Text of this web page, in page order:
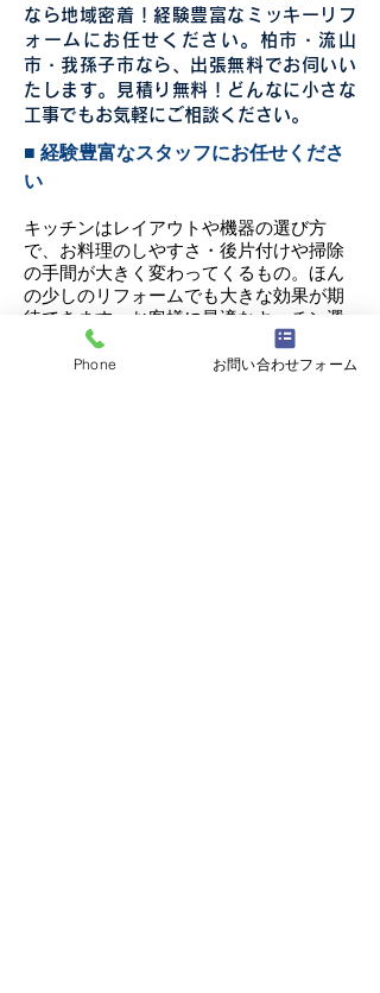
なら地域密着！経験豊富なミッキーリフ
ォームにお任せください。柏市・流山
市・我孫子市なら、出張無料でお伺いい
たします。見積り無料！どんなに小さな
工事でもお気軽にご相談ください。
■ 経験豊富なスタッフにお任せくださ
い
キッチンはレイアウトや機器の選び方
で、お料理のしやすさ・後片付けや掃除
の手間が大きく変わってくるもの。ほん
の少しのリフォームでも大きな効果が期
待できます。お客様に最適なキッチン選
びをお手伝いいたしますので、まずはご
相談ください。住まいにたずさわること
Phone お問い合わせフォーム